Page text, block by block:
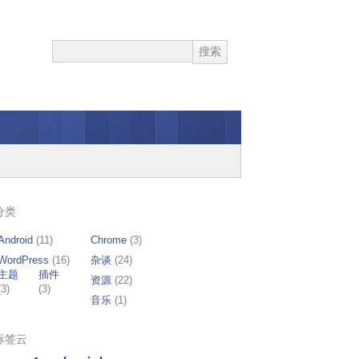
类
(11) Chrome (3)
(16)
题
插件
(3)
杂谈 (24)
资源 (22)
音乐 (1)
签云